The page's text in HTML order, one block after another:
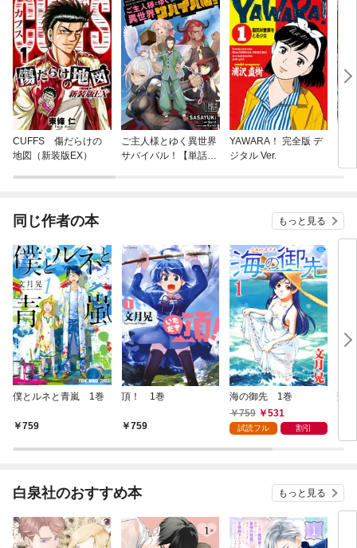
CUFFS 傷だらけの
地図（新装版EX）
ご主人様とゆく異世界
サバイバル！【単話
YAWARA！ 完全版 デ
ジタル Ver.
同じ作者の本 もっと見る
僕とルネと青嵐 1巻
759
頂！ 1巻
759
海の御先 1巻
759
531
試読フル 割引
藍
白泉社のおすすめ本 もっと見る